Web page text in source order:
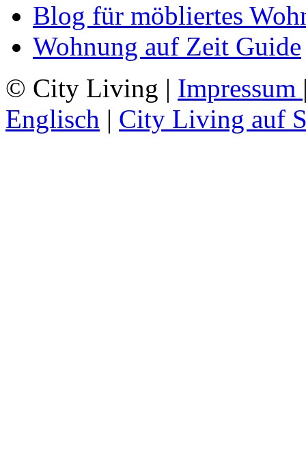
Blog für möbliertes
Wohnung auf Zeit Guide
© City Living | Impressum
Englisch | City Living auf